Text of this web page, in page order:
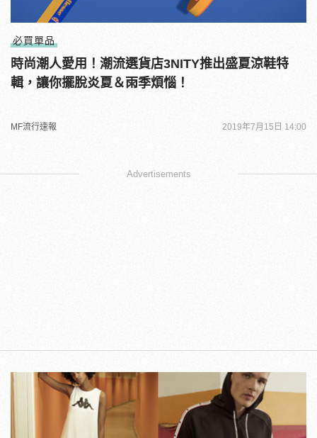
必買單品
時尚潮人愛用！潮流選貨店3NITY推出盛夏涼鞋特
輯，讓你擺脫炎夏＆雨季煩惱！
MF流行速報 2019年7月15日 14:00
Advertisements